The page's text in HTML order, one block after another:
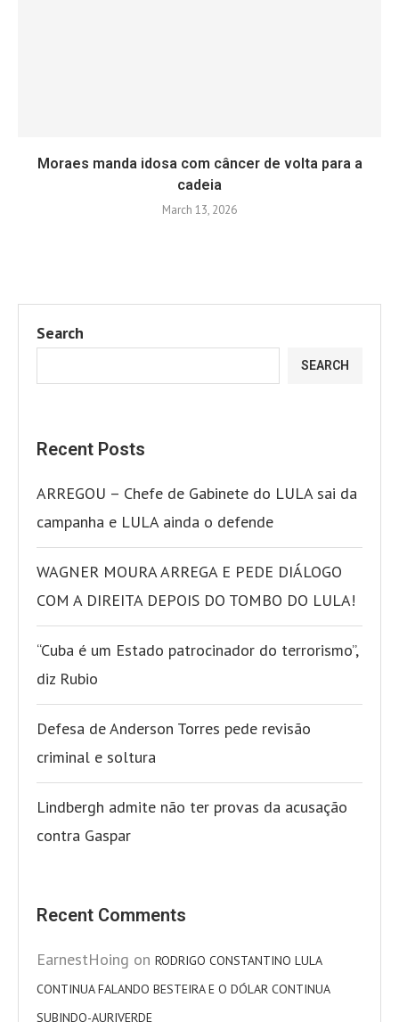
Moraes manda idosa com câncer de volta para a
cadeia
March 13, 2026
Search
SEARCH
Recent Posts
ARREGOU – Chefe de Gabinete do LULA sai da
campanha e LULA ainda o defende
WAGNER MOURA ARREGA E PEDE DIÁLOGO
COM A DIREITA DEPOIS DO TOMBO DO LULA!
“Cuba é um Estado patrocinador do terrorismo”,
diz Rubio
Defesa de Anderson Torres pede revisão
criminal e soltura
Lindbergh admite não ter provas da acusação
contra Gaspar
Recent Comments
EarnestHoing on RODRIGO CONSTANTINO LULA
CONTINUA FALANDO BESTEIRA E O DÓLAR CONTINUA
SUBINDO-AURIVERDE